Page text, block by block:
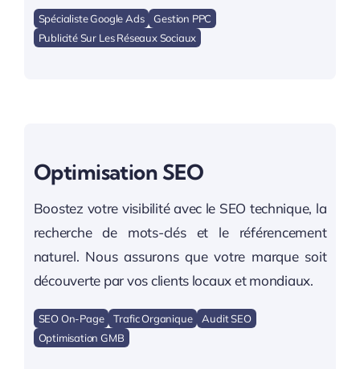
Spécialiste Google Ads
Gestion PPC
Publicité Sur Les Réseaux Sociaux
Optimisation SEO
Boostez votre visibilité avec le SEO technique, la
recherche de mots-clés et le référencement
naturel. Nous assurons que votre marque soit
découverte par vos clients locaux et mondiaux.
SEO On-Page Trafic Organique
Audit SEO
Optimisation GMB